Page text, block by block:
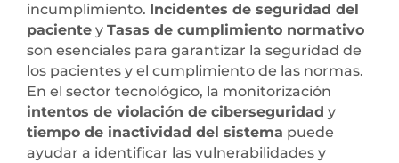
incumplimiento. Incidentes de seguridad del
paciente y Tasas de cumplimiento normativo
son esenciales para garantizar la seguridad de
los pacientes y el cumplimiento de las normas.
En el sector tecnológico, la monitorización
intentos de violación de ciberseguridad y
tiempo de inactividad del sistema puede
ayudar a identificar las vulnerabilidades y